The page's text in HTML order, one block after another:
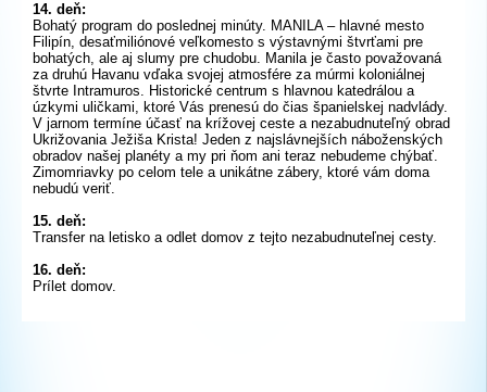
14. deň:
Bohatý program do poslednej minúty. MANILA – hlavné mesto
Filipín, desaťmiliónové veľkomesto s výstavnými štvrťami pre
bohatých, ale aj slumy pre chudobu. Manila je často považovaná
za druhú Havanu vďaka svojej atmosfére za múrmi koloniálnej
štvrte Intramuros. Historické centrum s hlavnou katedrálou a
úzkymi uličkami, ktoré Vás prenesú do čias španielskej nadvlády.
V jarnom termíne účasť na krížovej ceste a nezabudnuteľný obrad
Ukrižovania Ježiša Krista! Jeden z najslávnejších náboženských
obradov našej planéty a my pri ňom ani teraz nebudeme chýbať.
Zimomriavky po celom tele a unikátne zábery, ktoré vám doma
nebudú veriť.
15. deň:
Transfer na letisko a odlet domov z tejto nezabudnuteľnej cesty.
16. deň:
Prílet domov.